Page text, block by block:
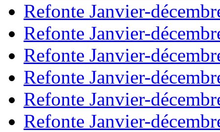
Refonte Janvier-
Refonte Janvier-
Refonte Janvier-
Refonte Janvier-
Refonte Janvier-
Refonte Janvier-